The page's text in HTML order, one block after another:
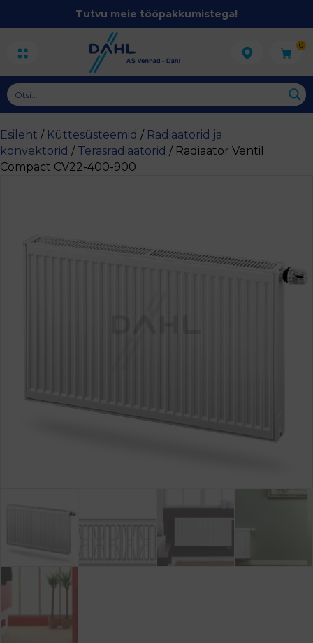
Tutvu meie tööpakkumistega!
0
Esileht / Küttesüsteemid / Radiaatorid ja
konvektorid / Terasradiaatorid / Radiaator Ventil
Compact CV22-400-900